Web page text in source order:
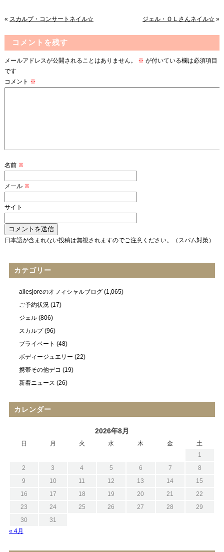
« スカルプ・コンサートネイル☆ ジェル・ＯＬさんネイル☆ »
コメントを残す
メールアドレスが公開されることはありません。 ※ が付いている欄は必須項目
です
コメント ※
名前 ※
メール ※
サイト
日本語が含まれない投稿は無視されますのでご注意ください。（スパム対策）
カテゴリー
ailesjoreのオフィシャルブログ(1,065)
ご予約状況(17)
ジェル(806)
スカルプ(96)
プライベート (48)
ボディージュエリー (22)
携帯その他デコ (19)
新着ニュース (26)
カレンダー
2026年8月
日 月 火 水 木 金
土
1
2
3 4 5 6 7
8
9
10 11 12 13 14
15
16
17 18 19 20 21
22
23
24 25 26 27 28
29
30
31
« 4月